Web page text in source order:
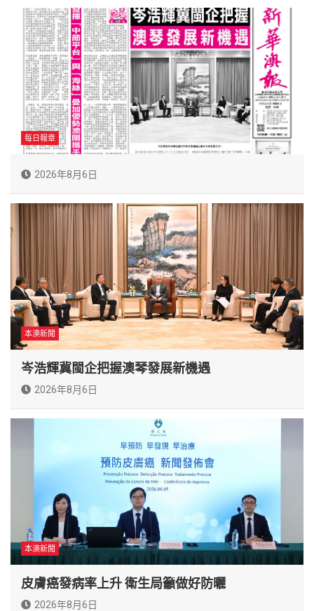
每日報章
2026年8月6日
本澳新聞
岑浩輝冀閩企把握澳琴發展新機遇
2026年8月6日
本澳新聞
皮膚癌發病率上升 衛生局籲做好防曬
2026年8月6日